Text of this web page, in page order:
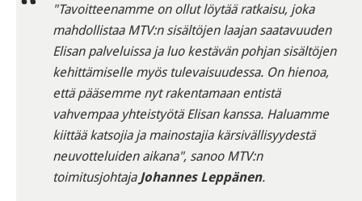
"Tavoitteenamme on ollut löytää ratkaisu, joka
mahdollistaa MTV:n sisältöjen laajan saatavuuden
Elisan palveluissa ja luo kestävän pohjan sisältöjen
kehittämiselle myös tulevaisuudessa. On hienoa,
että pääsemme nyt rakentamaan entistä
vahvempaa yhteistyötä Elisan kanssa. Haluamme
kiittää katsojia ja mainostajia kärsivällisyydestä
neuvotteluiden aikana", sanoo MTV:n
toimitusjohtaja Johannes Leppänen.